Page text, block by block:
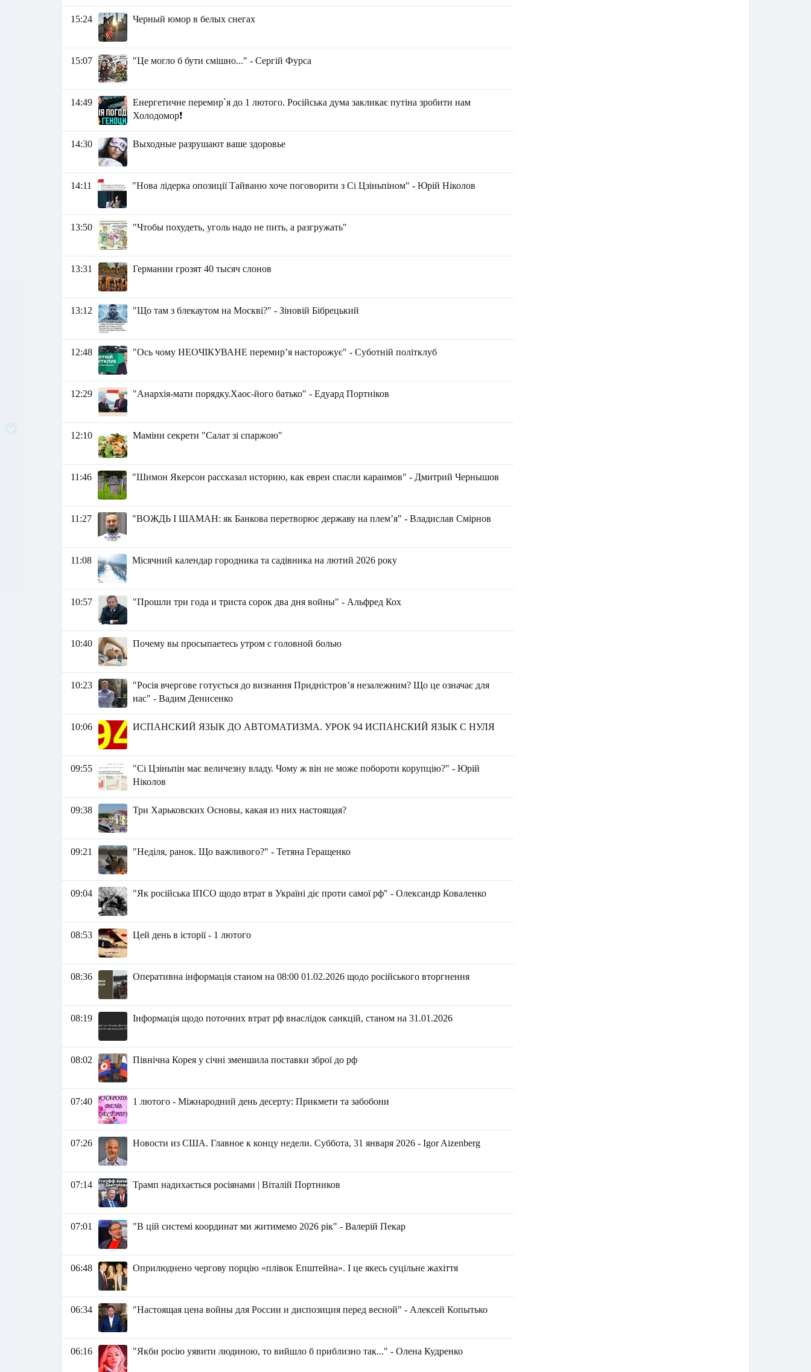
15:24 Черный юмор в белых снегах
15:07 "Це могло б бути смішно..." - Сергій Фурса
14:49
Енергетичне перемир`я до 1 лютого. Російська дума закликає путіна зробити нам
Холодомор❗
14:30 Выходные разрушают ваше здоровье
14:11 "Нова лідерка опозиції Тайваню хоче поговорити з Сі Цзіньпіном" - Юрій Ніколов
13:50 "Чтобы похудеть, уголь надо не пить, а разгружать"
13:31 Германии грозят 40 тысяч слонов
13:12 "Що там з блекаутом на Москві?" - Зіновій Бібрецький
12:48 "Ось чому НЕОЧІКУВАНЕ перемир’я насторожує" - Суботній політклуб
12:29 "Анархія-мати порядку.Хаос-його батько" - Едуард Портніков
12:10 Маміни секрети "Салат зі спаржою"
11:46 "Шимон Якерсон рассказал историю, как евреи спасли караимов" - Дмитрий Чернышов
11:27 "ВОЖДЬ І ШАМАН: як Банкова перетворює державу на плем’я" - Владислав Смірнов
11:08 Місячний календар городника та садівника на лютий 2026 року
10:57 "Прошли три года и триста сорок два дня войны" - Альфред Кох
10:40 Почему вы просыпаетесь утром с головной болью
10:23
"Росія вчергове готується до визнання Придністровʼя незалежним? Що це означає для
нас" - Вадим Денисенко
10:06 ИСПАНСКИЙ ЯЗЫК ДО АВТОМАТИЗМА. УРОК 94 ИСПАНСКИЙ ЯЗЫК С НУЛЯ
09:55
"Сі Цзіньпін має величезну владу. Чому ж він не може побороти корупцію?" - Юрій
Ніколов
09:38 Три Харьковских Основы, какая из них настоящая?
09:21 "Неділя, ранок. Що важливого?" - Тетяна Геращенко
09:04 "Як російська ІПСО щодо втрат в Україні діє проти самої рф" - Олександр Коваленко
08:53 Цей день в історії - 1 лютого
08:36 Оперативна інформація станом на 08:00 01.02.2026 щодо російського вторгнення
08:19 Інформація щодо поточних втрат рф внаслідок санкцій, станом на 31.01.2026​​
08:02 Північна Корея у січні зменшила поставки зброї до рф
07:40 1 лютого - Міжнародний день десерту: Прикмети та забобони
07:26 Новости из США. Главное к концу недели. Суббота, 31 января 2026 - Igor Aizenberg
07:14 Трамп надихається росіянами | Віталій Портников
07:01 "В цій системі координат ми житимемо 2026 рік" - Валерій Пекар
06:48 Оприлюднено чергову порцію «плівок Епштейна». І це якесь суцільне жахіття
06:34 "Настоящая цена войны для России и диспозиция перед весной" - Алексей Копытько
06:16 "Якби росію уявити людиною, то вийшло б приблизно так..." - Олена Кудренко